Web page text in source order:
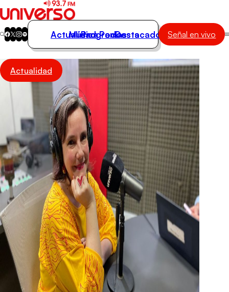
Actualidad
Música
Programas
Podcasts
Destacados
Actualidad
Música
Programas
Podcasts
Destacados Señal en vivo
Actualidad